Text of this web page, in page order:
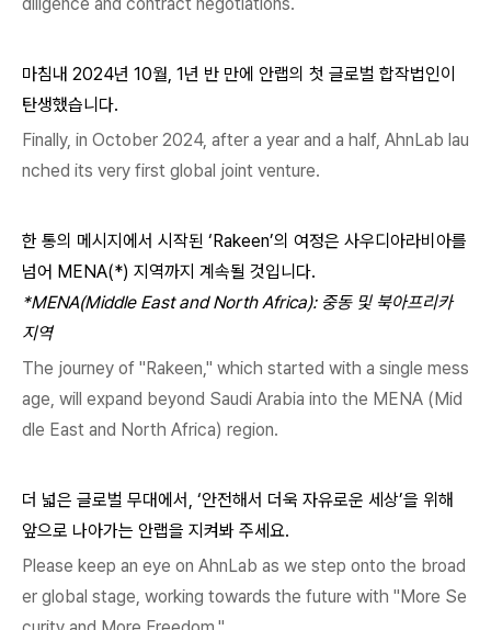
마침내 2024년 10월, 1년 반 만에 안랩의 첫 글로벌 합작법인이
탄생했습니다.
Finally, in October 2024, after a year and a half, AhnLab lau
nched its very first global joint venture.
한 통의 메시지에서 시작된 ‘Rakeen’의 여정은 사우디아라비아를
넘어 MENA(*) 지역까지 계속될 것입니다.
*MENA(Middle East and North Africa): 중동 및 북아프리카
지역
The journey of "Rakeen," which started with a single mess
age, will expand beyond Saudi Arabia into the MENA (Mid
dle East and North Africa) region.
더 넓은 글로벌 무대에서, ‘안전해서 더욱 자유로운 세상’을 위해
앞으로 나아가는 안랩을 지켜봐 주세요.
Please keep an eye on AhnLab as we step onto the broad
er global stage, working towards the future with "More Se